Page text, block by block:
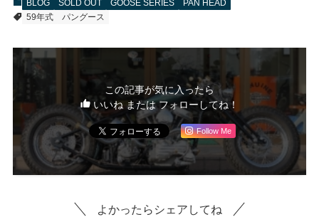
BLOG SOLD OUT GOOSE SERIES
PAN HEAD
59年式
パングース
この記事が気に入ったら
いいね または フォローしてね！
Follow Me
よかったらシェアしてね